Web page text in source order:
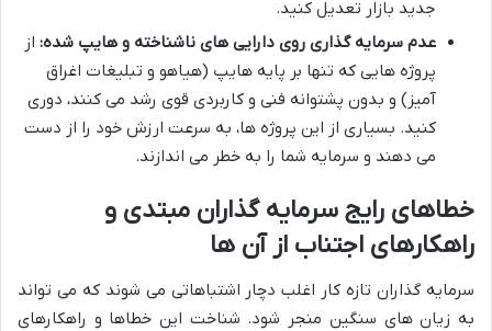
جدید بازار تعدیل کنید.
عدم سرمایه گذاری روی دارایی های ناشناخته و هایپ شده: از
پروژه هایی که تنها بر پایه هایپ (هیاهو و تبلیغات اغراق
آمیز) و بدون پشتوانه فنی و کاربردی قوی رشد می کنند، دوری
کنید. بسیاری از این پروژه ها، به سرعت ارزش خود را از دست
می دهند و سرمایه شما را به خطر می اندازند.
خطاهای رایج سرمایه گذاران مبتدی و
راهکارهای اجتناب از آن ها
سرمایه گذاران تازه کار اغلب دچار اشتباهاتی می شوند که می تواند
به زیان های سنگین منجر شود. شناخت این خطاها و راهکارهای